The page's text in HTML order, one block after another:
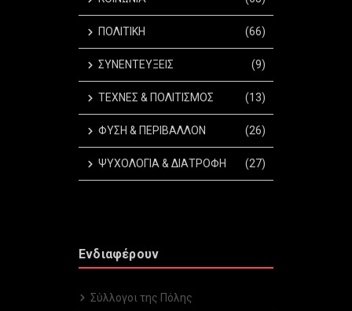
ΠΟΛΙΤΙΚΗ (66)
ΣΥΝΕΝΤΕΥΞΕΙΣ (9)
ΤΕΧΝΕΣ & ΠΟΛΙΤΙΣΜΟΣ (13)
ΦΥΣΗ & ΠΕΡΙΒΑΛΛΟΝ (26)
ΨΥΧΟΛΟΓΙΑ & ΔΙΑΤΡΟΦΗ (27)
Ενδιαφέρουν
Σύλλογοι της Πόλης